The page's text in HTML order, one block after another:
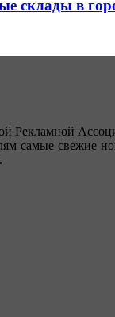
склады в
Рекламной
самые свежие